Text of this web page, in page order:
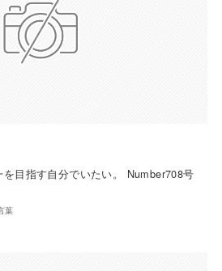
目指す自分でいたい。 Number708号
葉